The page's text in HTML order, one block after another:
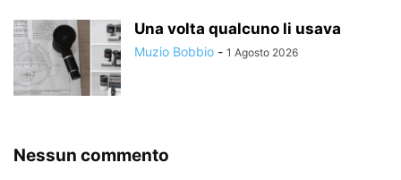
Una volta qualcuno li usava
Muzio Bobbio - 1 Agosto 2026
Nessun commento